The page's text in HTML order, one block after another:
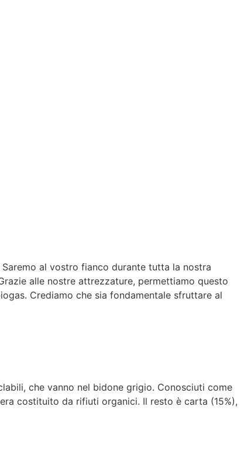
al vostro fianco durante tutta la nostra
alle nostre attrezzature, permettiamo questo
Crediamo che sia fondamentale sfruttare al
che vanno nel bidone grigio. Conosciuti come
costituito da rifiuti organici. Il resto è carta (15%),